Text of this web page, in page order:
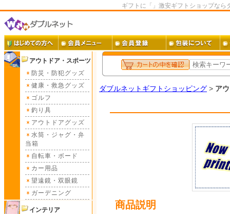
ギフトに「」激安ギフトショップなら
アウトドア・スポーツ
防災・防犯グッズ
健康・救急グッズ
ゴルフ
釣り具
アウトドアグッズ
水筒・ジャグ・弁
当箱
自転車・ボード
カー用品
望遠鏡・双眼鏡
ガーデニング
インテリア
ダブルネットギフトショッピング > ア
商品説明